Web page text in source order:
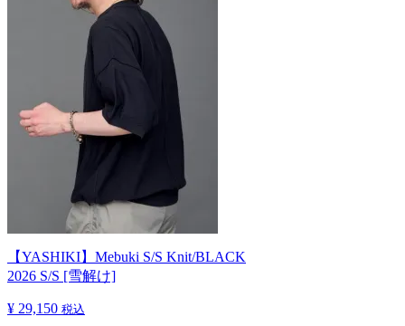
【YASHIKI】Mebuki S/S Knit/BLACK
2026 S/S [雪解け]
¥ 29,150 税込